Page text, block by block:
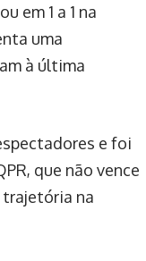
em 1 a 1 na
uma
à última
e foi
que não vence
trajetória na